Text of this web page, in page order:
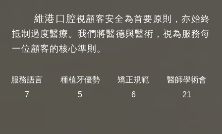
維港口腔視顧客安全為首要原則，亦始終
抵制過度醫療。我們將醫德與醫術，視為服務每
一位顧客的核心準則。
服務語言
7
種植牙優勢
5
矯正規範
6
醫師學術會
21